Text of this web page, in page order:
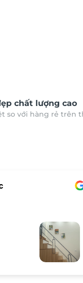
chất lượng cao
so với hàng rẻ trên